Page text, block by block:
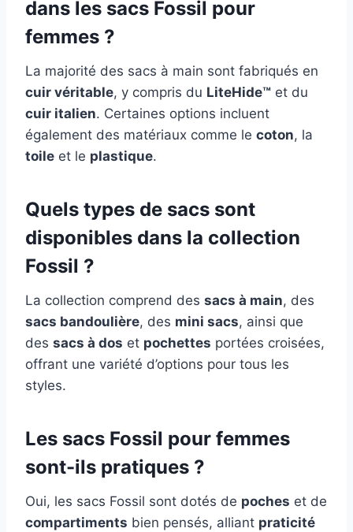
dans les sacs Fossil pour
femmes ?
La majorité des sacs à main sont fabriqués en
cuir véritable, y compris du LiteHide™ et du
cuir italien. Certaines options incluent
également des matériaux comme le coton, la
toile et le plastique.
Quels types de sacs sont
disponibles dans la collection
Fossil ?
La collection comprend des sacs à main, des
sacs bandoulière, des mini sacs, ainsi que
des sacs à dos et pochettes portées croisées,
offrant une variété d’options pour tous les
styles.
Les sacs Fossil pour femmes
sont-ils pratiques ?
Oui, les sacs Fossil sont dotés de poches et de
compartiments bien pensés, alliant praticité